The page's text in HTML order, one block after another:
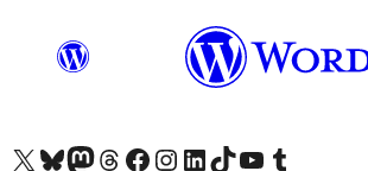
Mergi la contul nostru X (fost Twitter)
Vizitează contul nostru Bluesky
Vizitează contul nostru Mastodon
Vizitează contul nostru Threads
Vizitează pagina noastră Facebook
Vizitează-ne pe Instagram
Vizitează-ne pe LinkedIn
Vizitează contul nostru TikTok
Vizitează canalul nostru YouTube
Vizitează contul nostru Tumblr